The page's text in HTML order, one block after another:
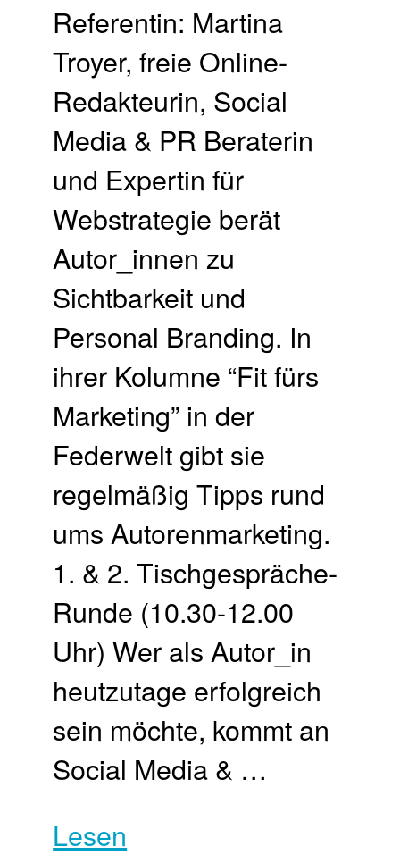
Referentin: Martina
Troyer, freie Online-
Redakteurin, Social
Media & PR Beraterin
und Expertin für
Webstrategie berät
Autor_innen zu
Sichtbarkeit und
Personal Branding. In
ihrer Kolumne “Fit fürs
Marketing” in der
Federwelt gibt sie
regelmäßig Tipps rund
ums Autorenmarketing.
1. & 2. Tischgespräche-
Runde (10.30-12.00
Uhr) Wer als Autor_in
heutzutage erfolgreich
sein möchte, kommt an
Social Media & …
Lesen